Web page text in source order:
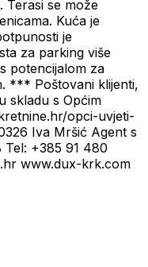
Terasi se može
Kuća je
je
za parking više
potencijalom za
*** Poštovani klijenti,
skladu s Općim
opci-uvjeti-
Iva Mršić Agent s
+385 91 480
www.dux-krk.com